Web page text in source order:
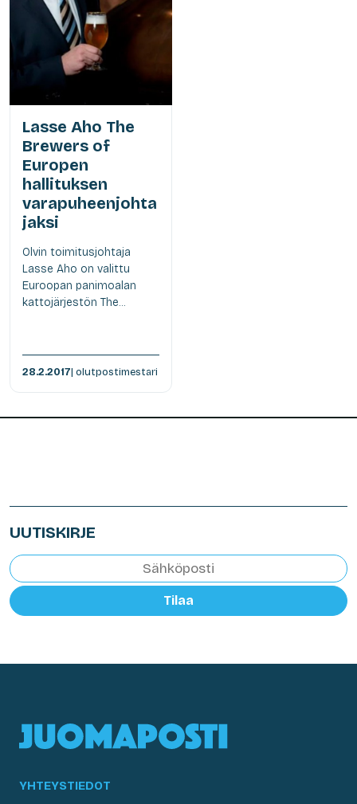
Lasse Aho The
Brewers of
Europen
hallituksen
varapuheenjohta
jaksi
Olvin toimitusjohtaja
Lasse Aho on valittu
Euroopan panimoalan
kattojärjestön The...
28.2.2017| olutpostimestari
UUTISKIRJE
Tilaa
YHTEYSTIEDOT